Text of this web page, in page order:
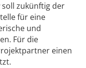
soll zukünftig der
für eine
und
Für die
einen